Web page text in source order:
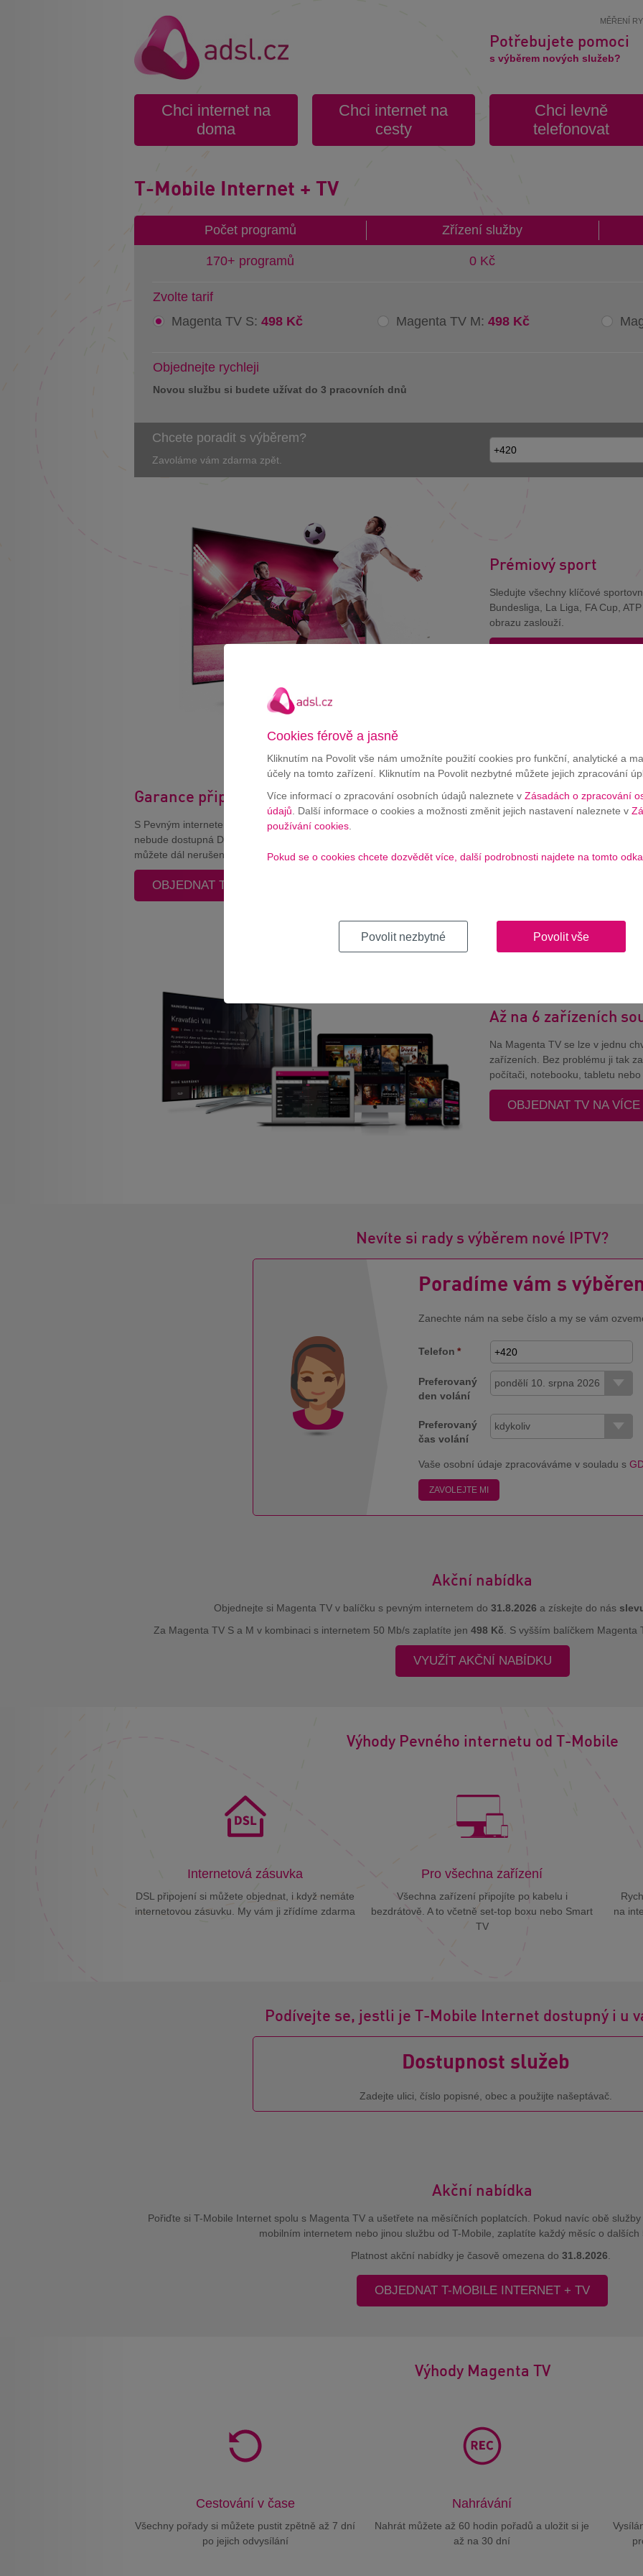
MĚŘENÍ
Potřebujete pomoci
s výběrem nových služeb?
Chci internet na
doma
Chci internet na
cesty
Chci levně
telefonovat
T-Mobile Internet + TV
Počet programů
170+ programů
Zřízení služby
0 Kč
Zvolte tarif
Magenta TV S: 498 Kč Magenta TV M: 498 Kč
Objednejte rychleji
Novou službu si budete užívat do 3 pracovních dnů
Chcete poradit s výběrem?
Zavoláme vám zdarma zpět.
Prémiový sport
Sledujte všechny klíčové
Bundesliga, La Liga, FA Cup,
obrazu zaslouží.
Garance připojení
S Pevným internetem od T-Mobile se už výpadků bát nemusíte. Pokud
nebude dostupná DSL síť, modem se automaticky přepne na LTE a vy
můžete dál nerušeně sledovat svou Magenta TV.
OBJEDNAT TELEVIZI S INTERNETEM
Až na 6 zařízeních
Na Magenta TV se lze v jednu
zařízeních. Bez problému ji tak
počítači, notebooku, tabletu nebo
OBJEDNAT TV NA
Nevíte si rady s výběrem nové IPTV?
Poradíme vám s
Zanechte nám na sebe číslo a my se vám
Telefon *
Preferovaný
den volání
pondělí 10. srpna 2026
Preferovaný
čas volání
kdykoliv
Vaše osobní údaje zpracováváme v souladu s
ZAVOLEJTE MI
Akční nabídka
Objednejte si Magenta TV v balíčku s pevným internetem do 31.8.2026 a získejte do nás
Za Magenta TV S a M v kombinaci s internetem 50 Mb/s zaplatíte jen 498 Kč . S vyšším balíčkem
VYUŽÍT AKČNÍ NABÍDKU
Výhody Pevného internetu od T-Mobile
Internetová zásuvka
DSL připojení si můžete objednat, i když nemáte
internetovou zásuvku. My vám ji zřídíme zdarma
Pro všechna zařízení
Všechna zařízení připojíte po kabelu i
bezdrátově. A to včetně set-top boxu nebo Smart
TV
na
Podívejte se, jestli je T-Mobile Internet dostupný i u
Dostupnost služeb
Zadejte ulici, číslo popisné, obec a použijte našeptávač.
Akční nabídka
Pořiďte si T-Mobile Internet spolu s Magenta TV a ušetřete na měsíčních poplatcích. Pokud navíc obě
mobilním internetem nebo jinou službu od T-Mobile, zaplatíte každý měsíc o dalších
Platnost akční nabídky je časově omezena do 31.8.2026
OBJEDNAT T-MOBILE INTERNET + TV
Výhody Magenta TV
Cestování v čase
Všechny pořady si můžete pustit zpětně až 7 dní
po jejich odvysílání
Nahrávání
Nahrát můžete až 60 hodin pořadů a uložit si je
až na 30 dní
Cookies férově a jasně
Kliknutím na Povolit vše nám umožníte použití cookies pro funkční, analytické a
účely na tomto zařízení. Kliknutím na Povolit nezbytné můžete jejich zpracování
Více informací o zpracování osobních údajů naleznete v Zásadách o zpracování
údajů . Další informace o cookies a možnosti změnit jejich nastavení naleznete v
používání cookies
Pokud se o cookies chcete dozvědět více, další podrobnosti najdete na tomto
Povolit nezbytné Povolit vše